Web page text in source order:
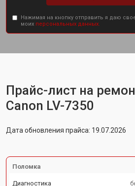
Нажимая на кнопку отправить я даю
моих персональных данных.
Прайс-лист на
Canon LV-7350
Дата обновления прайса: 19.07.2026
Поломка
Диагностика